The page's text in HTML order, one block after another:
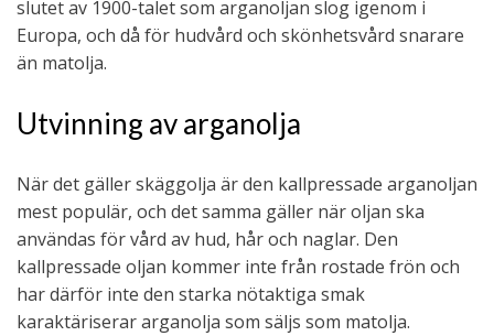
slutet av 1900-talet som arganoljan slog igenom i
Europa, och då för hudvård och skönhetsvård snarare
än matolja.
Utvinning av arganolja
När det gäller skäggolja är den kallpressade arganoljan
mest populär, och det samma gäller när oljan ska
användas för vård av hud, hår och naglar. Den
kallpressade oljan kommer inte från rostade frön och
har därför inte den starka nötaktiga smak
karaktäriserar arganolja som säljs som matolja.